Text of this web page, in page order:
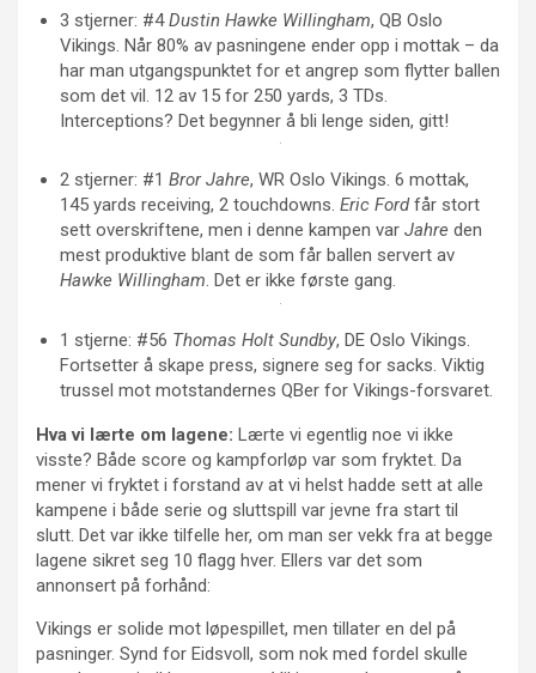
3 stjerner: #4Dustin Hawke Willingham, QB Oslo
Vikings. Når 80% av pasningene ender opp i mottak – da
har man utgangspunktet for et angrep som flytter ballen
som det vil. 12 av 15 for 250 yards, 3 TDs.
Interceptions? Det begynner å bli lenge siden, gitt!
2 stjerner: #1 Bror Jahre, WR Oslo Vikings. 6 mottak,
145 yards receiving, 2 touchdowns. Eric Fordfår stort
sett overskriftene, men i denne kampen var Jahre den
mest produktive blant de som får ballen servert av
Hawke Willingham. Det er ikke første gang.
1 stjerne: #56 Thomas Holt Sundby, DE Oslo Vikings.
Fortsetter å skape press, signere seg for sacks. Viktig
trussel mot motstandernes QBer for Vikings-forsvaret.
Hva vi lærte om lagene: Lærte vi egentlig noe vi ikke
visste? Både score og kampforløp var som fryktet. Da
mener vi fryktet i forstand av at vi helst hadde sett at alle
kampene i både serie og sluttspill var jevne fra start til
slutt. Det var ikke tilfelle her, om man ser vekk fra at begge
lagene sikret seg 10 flagg hver. Ellers var det som
annonsert på forhånd:
Vikings er solide mot løpespillet, men tillater en del på
pasninger. Synd for Eidsvoll, som nok med fordel skulle